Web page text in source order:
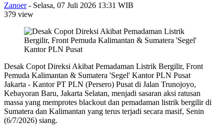
Zanoer - Selasa, 07 Juli 2026 13:31 WIB
379 view
Desak Copot Direksi Akibat Pemadaman Listrik Bergilir, Front
Pemuda Kalimantan & Sumatera 'Segel' Kantor PLN Pusat
Jakarta - Kantor PT PLN (Persero) Pusat di Jalan Trunojoyo,
Kebayoran Baru, Jakarta Selatan, menjadi sasaran aksi ratusan
massa yang memprotes blackout dan pemadaman listrik bergilir di
Sumatera dan Kalimantan yang terus terjadi secara masif, Senin
(6/7/2026) siang.